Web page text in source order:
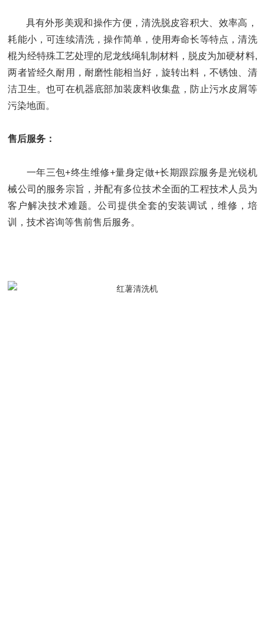
具有外形美观和操作方便，清洗脱皮容积大、效率高，
耗能小，可连续清洗，操作简单，使用寿命长等特点，清洗
棍为经特殊工艺处理的尼龙线绳轧制材料，脱皮为加硬材料,
两者皆经久耐用，耐磨性能相当好，旋转出料，不锈蚀、清
洁卫生。也可在机器底部加装废料收集盘，防止污水皮屑等
污染地面。
售后服务：
一年三包+终生维修+量身定做+长期跟踪服务是光锐机
械公司的服务宗旨，并配有多位技术全面的工程技术人员为
客户解决技术难题。公司提供全套的安装调试，维修，培
训，技术咨询等售前售后服务。